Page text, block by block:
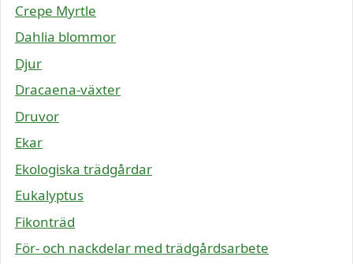
Crepe Myrtle
Dahlia blommor
Djur
Dracaena-växter
Druvor
Ekar
Ekologiska trädgårdar
Eukalyptus
Fikonträd
För- och nackdelar med trädgårdsarbete